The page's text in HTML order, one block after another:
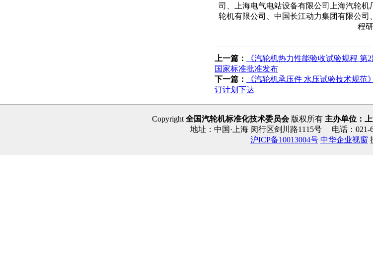
司、上海电气电站设备有限公司上海汽轮
轮机有限公司、中国长江动力集团有限公
程
上一篇：
《汽轮机热力性能验收试验规程 第
国家标准批准发布
下一篇：
《汽轮机承压件 水压试验技术规
订计划下达
Copyright 全国汽轮机标准化技术委员会版权所有 主办单位：
地址：中国·上海 闵行区剑川路1115号 电话：021-
沪ICP备10013004号 中华企业视窗